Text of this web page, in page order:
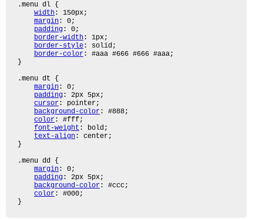
.menu dl {
width : 150px;
margin : 0;
padding : 0;
border-width : 1px;
border-style : solid;
border-color : #aaa #666 #666 #aaa;
}
.menu dt {
margin : 0;
padding : 2px 5px;
cursor : pointer;
background-color : #888;
color : #fff;
font-weight : bold;
text-align : center;
}
.menu dd {
margin : 0;
padding : 2px 5px;
background-color : #ccc;
color : #000;
}